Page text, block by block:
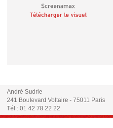
André Sudrie
241 Boulevard Voltaire - 75011 Paris
Tél : 01 42 78 22 22